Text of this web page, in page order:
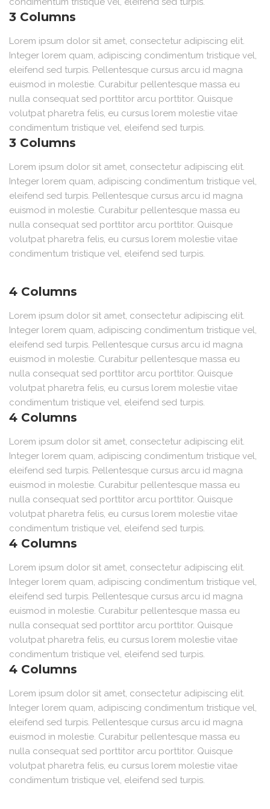
3 Columns
Lorem ipsum dolor sit amet, consectetur adipiscing elit.
Integer lorem quam, adipiscing condimentum tristique vel,
eleifend sed turpis. Pellentesque cursus arcu id magna
euismod in molestie. Curabitur pellentesque massa eu
nulla consequat sed porttitor arcu porttitor. Quisque
volutpat pharetra felis, eu cursus lorem molestie vitae
condimentum tristique vel, eleifend sed turpis.
3 Columns
Lorem ipsum dolor sit amet, consectetur adipiscing elit.
Integer lorem quam, adipiscing condimentum tristique vel,
eleifend sed turpis. Pellentesque cursus arcu id magna
euismod in molestie. Curabitur pellentesque massa eu
nulla consequat sed porttitor arcu porttitor. Quisque
volutpat pharetra felis, eu cursus lorem molestie vitae
condimentum tristique vel, eleifend sed turpis.
4 Columns
Lorem ipsum dolor sit amet, consectetur adipiscing elit.
Integer lorem quam, adipiscing condimentum tristique vel,
eleifend sed turpis. Pellentesque cursus arcu id magna
euismod in molestie. Curabitur pellentesque massa eu
nulla consequat sed porttitor arcu porttitor. Quisque
volutpat pharetra felis, eu cursus lorem molestie vitae
condimentum tristique vel, eleifend sed turpis.
4 Columns
Lorem ipsum dolor sit amet, consectetur adipiscing elit.
Integer lorem quam, adipiscing condimentum tristique vel,
eleifend sed turpis. Pellentesque cursus arcu id magna
euismod in molestie. Curabitur pellentesque massa eu
nulla consequat sed porttitor arcu porttitor. Quisque
volutpat pharetra felis, eu cursus lorem molestie vitae
condimentum tristique vel, eleifend sed turpis.
4 Columns
Lorem ipsum dolor sit amet, consectetur adipiscing elit.
Integer lorem quam, adipiscing condimentum tristique vel,
eleifend sed turpis. Pellentesque cursus arcu id magna
euismod in molestie. Curabitur pellentesque massa eu
nulla consequat sed porttitor arcu porttitor. Quisque
volutpat pharetra felis, eu cursus lorem molestie vitae
condimentum tristique vel, eleifend sed turpis.
4 Columns
Lorem ipsum dolor sit amet, consectetur adipiscing elit.
Integer lorem quam, adipiscing condimentum tristique vel,
eleifend sed turpis. Pellentesque cursus arcu id magna
euismod in molestie. Curabitur pellentesque massa eu
nulla consequat sed porttitor arcu porttitor. Quisque
volutpat pharetra felis, eu cursus lorem molestie vitae
condimentum tristique vel, eleifend sed turpis.